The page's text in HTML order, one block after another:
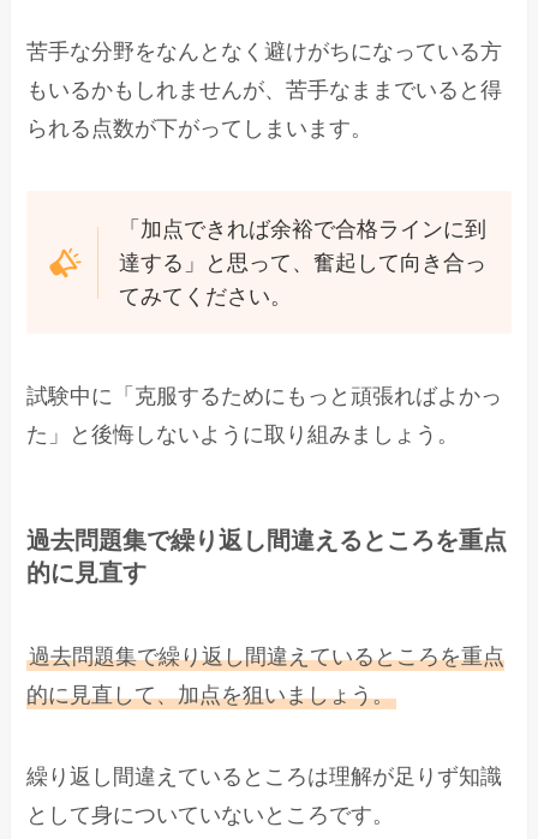
苦手な分野をなんとなく避けがちになっている方
もいるかもしれませんが、苦手なままでいると得
られる点数が下がってしまいます。
「加点できれば余裕で合格ラインに到
達する」と思って、奮起して向き合っ
てみてください。
試験中に「克服するためにもっと頑張ればよかっ
た」と後悔しないように取り組みましょう。
過去問題集で繰り返し間違えるところを重点
的に見直す
過去問題集で繰り返し間違えているところを重点
的に見直して、加点を狙いましょう。
繰り返し間違えているところは理解が足りず知識
として身についていないところです。